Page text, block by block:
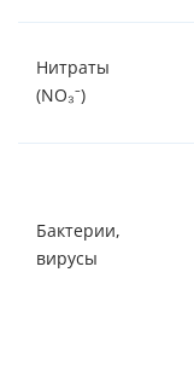
Нитраты
(NO₃⁻)
Бактерии,
вирусы